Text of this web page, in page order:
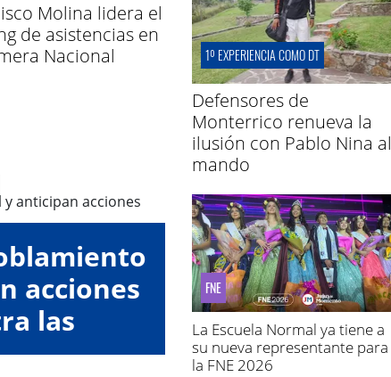
Molina lidera el
de asistencias en
Nacional
1º EXPERIENCIA COMO DT
Defensores de
Monterrico renueva la
ilusión con Pablo Nina al
mando
acciones
las
FNE
La Escuela Normal ya tiene a
su nueva representante para
la FNE 2026